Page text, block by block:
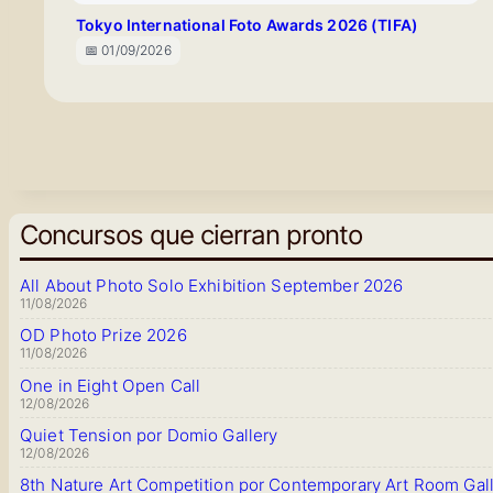
Tokyo International Foto Awards 2026 (TIFA)
📅 01/09/2026
Concursos que cierran pronto
All About Photo Solo Exhibition September 2026
11/08/2026
OD Photo Prize 2026
11/08/2026
One in Eight Open Call
12/08/2026
Quiet Tension por Domio Gallery
12/08/2026
8th Nature Art Competition por Contemporary Art Room